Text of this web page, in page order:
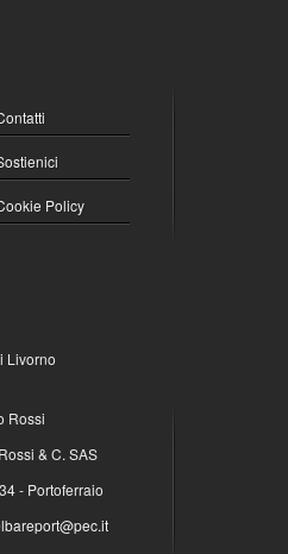
Policy
Livorno
Rossi
& C. SAS
- Portoferraio